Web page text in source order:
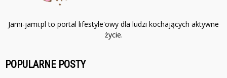
Jami-jami.pl to portal lifestyle'owy dla ludzi kochających aktywne
życie.
POPULARNE POSTY